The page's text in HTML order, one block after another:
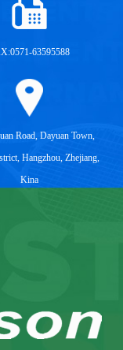
63595588
Road, Dayuan Town,
Hangzhou, Zhejiang,
Kina